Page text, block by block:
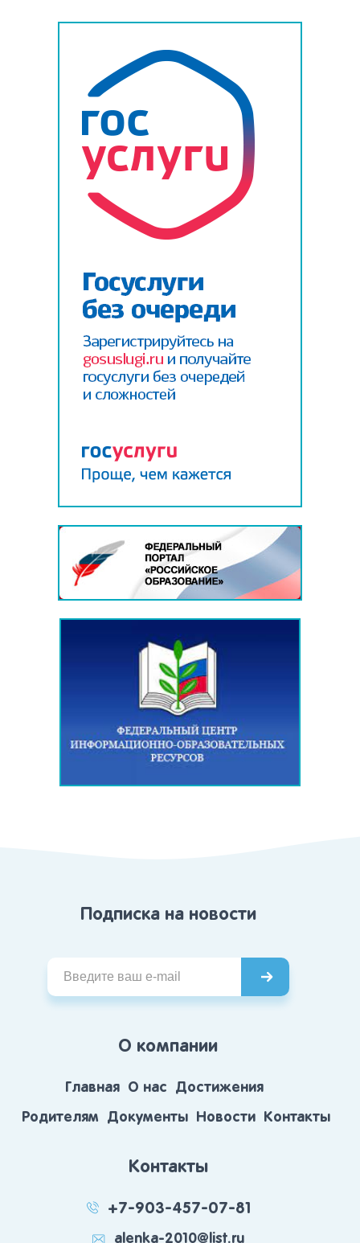
Подписка на новости
О компании
Главная О нас Достижения
Родителям Документы Новости Контакты
Контакты
+7-903-457-07-81
alenka-2010@list.ru